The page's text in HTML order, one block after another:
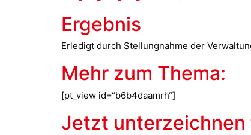
Ergebnis
Erledigt durch Stellungnahme der
Mehr zum Thema:
[pt_view id=“b6b4daamrh“]
Jetzt unterzeichnen